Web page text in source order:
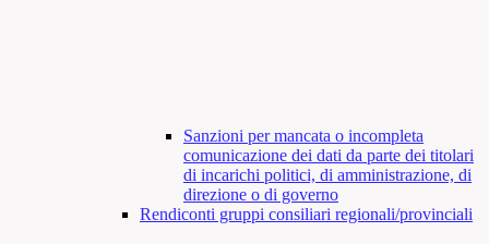
Sanzioni per mancata o incompleta
comunicazione dei dati da parte dei titolari
di incarichi politici, di amministrazione, di
direzione o di governo
Rendiconti gruppi consiliari regionali/provinciali